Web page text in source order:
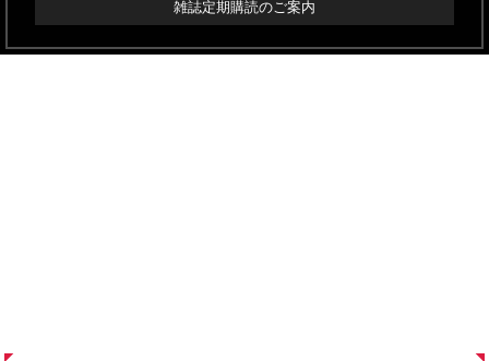
雑誌定期購読のご案内